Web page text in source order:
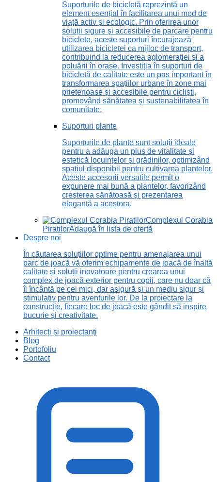
Suporturile de bicicletă reprezintă un
element esențial în facilitarea unui mod de
viață activ și ecologic. Prin oferirea unor
soluții sigure și accesibile de parcare pentru
biciclete, aceste suporturi încurajează
utilizarea bicicletei ca mijloc de transport,
contribuind la reducerea aglomerației și a
poluării în orașe. Investiția în suporturi de
bicicletă de calitate este un pas important în
transformarea spațiilor urbane în zone mai
prietenoase și accesibile pentru cicliști,
promovând sănătatea și sustenabilitatea în
comunitate.
Suporturi plante
Suporturile de plante sunt soluții ideale
pentru a adăuga un plus de vitalitate și
estetică locuințelor și grădinilor, optimizând
spațiul disponibil pentru cultivarea plantelor.
Aceste accesorii versatile permit o
expunere mai bună a plantelor, favorizând
creșterea sănătoasă și prezentarea
elegantă a acestora.
Complexul Corabia
PiratilorAdaugă în lista de ofertă
Despre noi
În căutarea soluțiilor optime pentru amenajarea unui
parc de joacă vă oferim echipamente de joacă de înaltă
calitate și soluții inovatoare pentru crearea unui
complex de joacă exterior pentru copii, care nu doar că
îi încântă pe cei mici, dar asigură și un mediu sigur și
stimulativ pentru aventurile lor. De la proiectare la
construcție, fiecare loc de joacă este gândit să inspire
bucurie și creativitate.
Arhitecți și proiectanți
Blog
Portofoliu
Contact